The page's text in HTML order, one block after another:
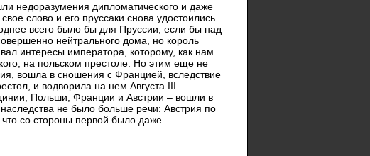
недоразумения дипломатического и даже
слово и его пруссаки снова удостоились
всего было бы для Пруссии, если бы над
нейтрального дома, но король
интересы императора, которому, как нам
на польском престоле. Но этим еще не
вошла в сношения с Францией, вследствие
и водворила на нем Августа III.
Польши, Франции и Австрии – вошли в
не было больше речи: Австрия по
со стороны первой было даже